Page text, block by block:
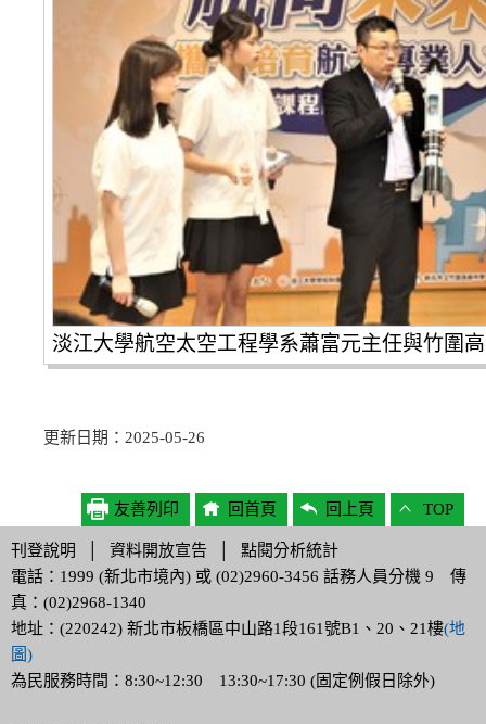
淡江大學航空太空工程學系蕭富元主任與竹圍
更新日期：2025-05-26
友善列印 回首頁 回上頁 TOP
刊登說明 資料開放宣告
點閱分析統計
電話：1999 (新北市境內) 或 (02)2960-3456 話務人員分機 9 傳
真：(02)2968-1340
地址：(220242) 新北市板橋區中山路1段161號B1、20、21樓(地
圖)
為民服務時間：8:30~12:30 13:30~17:30 (固定例假日除外)